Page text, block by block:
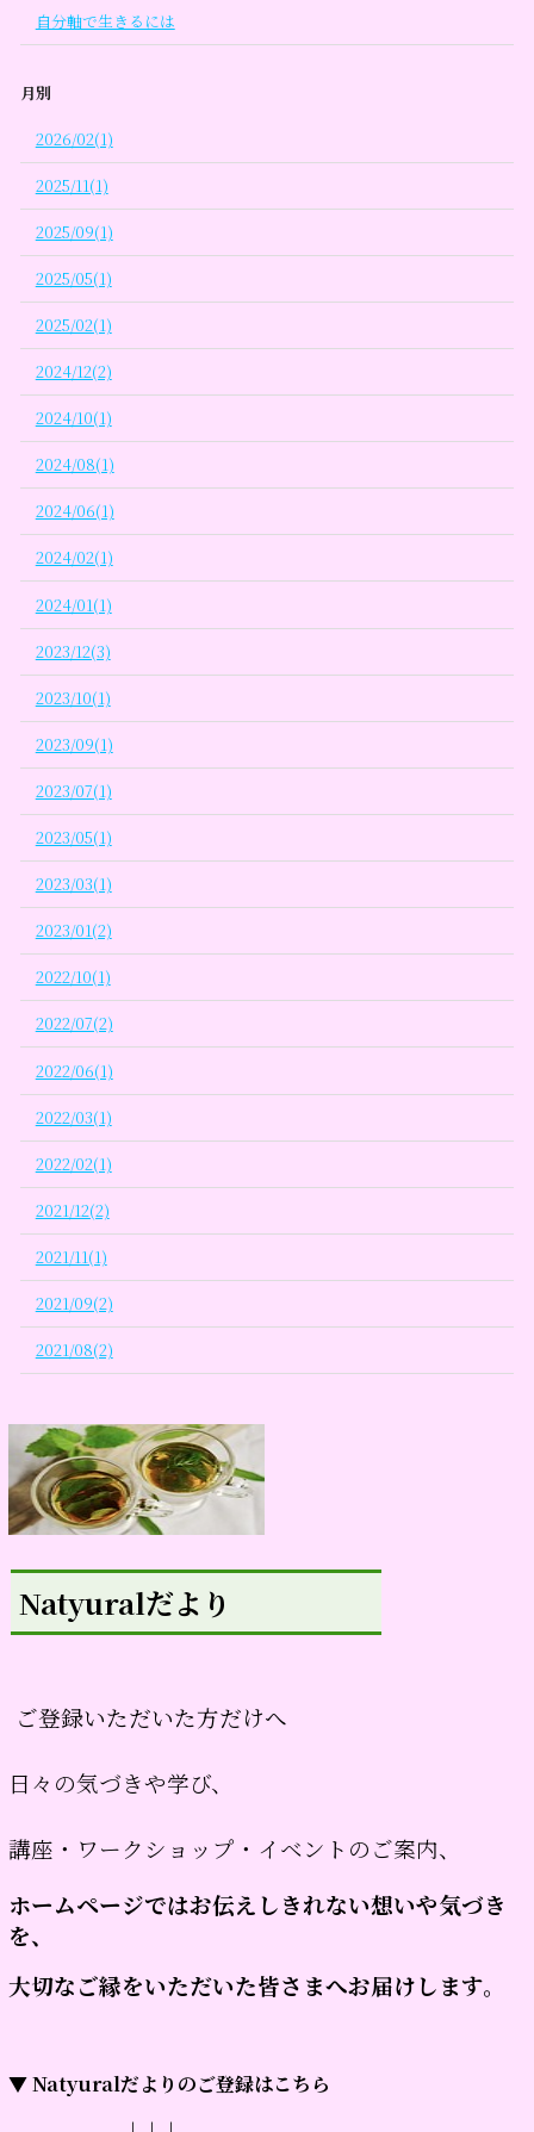
自分軸で生きるには
月別
2026/02(1)
2025/11(1)
2025/09(1)
2025/05(1)
2025/02(1)
2024/12(2)
2024/10(1)
2024/08(1)
2024/06(1)
2024/02(1)
2024/01(1)
2023/12(3)
2023/10(1)
2023/09(1)
2023/07(1)
2023/05(1)
2023/03(1)
2023/01(2)
2022/10(1)
2022/07(2)
2022/06(1)
2022/03(1)
2022/02(1)
2021/12(2)
2021/11(1)
2021/09(2)
2021/08(2)
Natyuralだより
ご登録いただいた方だけへ
日々の気づきや学び、
講座・ワークショップ・イベントのご案内、
ホームページではお伝えしきれない想いや気づき
を、
大切なご縁をいただいた皆さまへお届けします。
▼ Natyuralだよりのご登録はこちら